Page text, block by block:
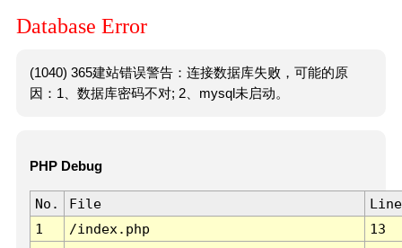
Database Error
(1040) 365建站错误警告：连接数据库失败，可能的原
因：1、数据库密码不对; 2、mysql未启动。
PHP Debug
No. File
Line
1
/index.php 13